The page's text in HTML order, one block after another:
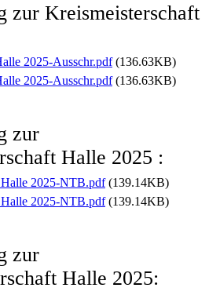
zur Kreismeisterschaft
2025-Ausschr.pdf(136.63KB)
2025-Ausschr.pdf(136.63KB)
zur
Halle 2025 :
2025-NTB.pdf(139.14KB)
2025-NTB.pdf(139.14KB)
zur
Halle 2025: